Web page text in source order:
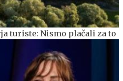
turiste: Nismo plačali za to